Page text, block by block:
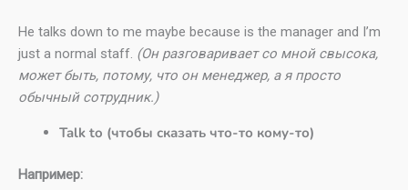
He talks down to me maybe because is the manager and I’m
just a normal staff. (Он разговаривает со мной свысока,
может быть, потому, что он менеджер, а я просто
обычный сотрудник.)
Talk to (чтобы сказать что-то кому-то)
Например: